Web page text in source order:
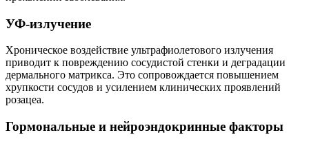
УФ-излучение
Хроническое воздействие ультрафиолетового излучения
приводит к повреждению сосудистой стенки и деградации
дермального матрикса. Это сопровождается повышением
хрупкости сосудов и усилением клинических проявлений
розацеа.
Гормональные и нейроэндокринные факторы